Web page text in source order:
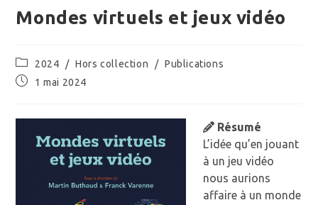
Mondes virtuels et jeux vidéo
Post
category:
2024 / Hors collection / Publications
Publication
1 mai 2024
Résumé
L’idée qu’en jouant
à un jeu vidéo
nous aurions
affaire à un monde